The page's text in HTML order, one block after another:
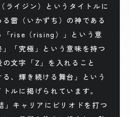
ライジン）というタイトルに
雷（いかずち）の神である
「rise（rising）」という意
「究極」という意味を持つ
文字「Z」を入れること
、輝き続ける舞台」という
ルに掲げられています。
」キャリアにピリオドを打つ